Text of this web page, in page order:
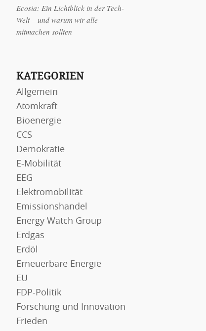
Ecosia: Ein Lichtblick in der Tech-
Welt – und warum wir alle
mitmachen sollten
KATEGORIEN
Allgemein
Atomkraft
Bioenergie
CCS
Demokratie
E-Mobilität
EEG
Elektromobilität
Emissionshandel
Energy Watch Group
Erdgas
Erdöl
Erneuerbare Energie
EU
FDP-Politik
Forschung und Innovation
Frieden